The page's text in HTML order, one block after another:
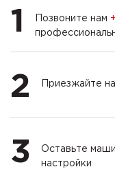
1 Позвоните нам
2 Приезжайте
3
Оставьте
настройки